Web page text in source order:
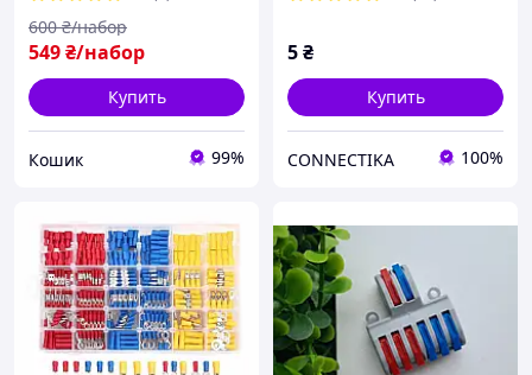
549₴/набор
600 ₴/набор
Купить
Кошик 99%
5₴
Купить
CONNECTIKA 100%